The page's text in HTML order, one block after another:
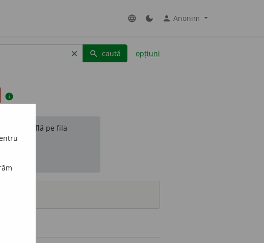
language dark_mode person Anonim
clear search caută opțiuni
info
se află pe fila